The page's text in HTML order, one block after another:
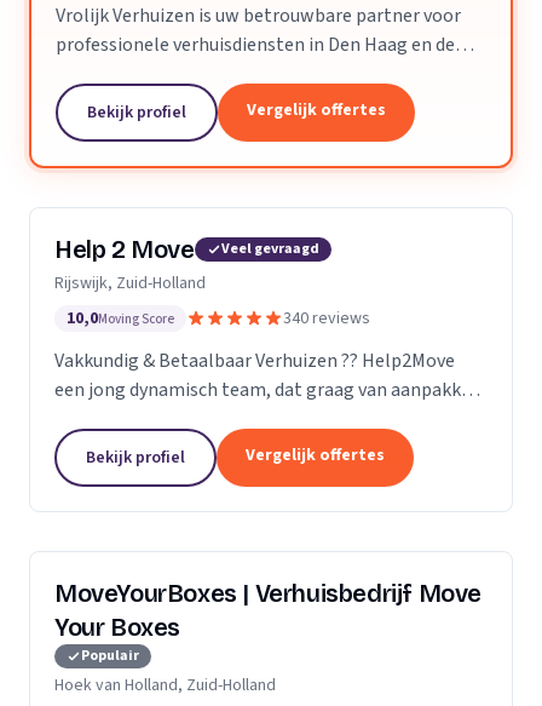
Vrolijk Verhuizen is uw betrouwbare partner voor
professionele verhuisdiensten in Den Haag en de
ervaring en een toegewijd team zorgen wij ervoor
dat uw verhuizing soepel en zorgeloos verloopt.
Bekijk profiel Vergelijk offertes
Help 2 Move Veel gevraagd
Rijswijk, Zuid-Holland
10,0Moving Score 340 reviews
Vakkundig & Betaalbaar Verhuizen ?? Help2Move
een jong dynamisch team, dat graag van aanpakken
Vraag naar de mogelijkheden.
Bekijk profiel Vergelijk offertes
MoveYourBoxes | Verhuisbedrijf Move
Your Boxes
Populair
Hoek van Holland, Zuid-Holland